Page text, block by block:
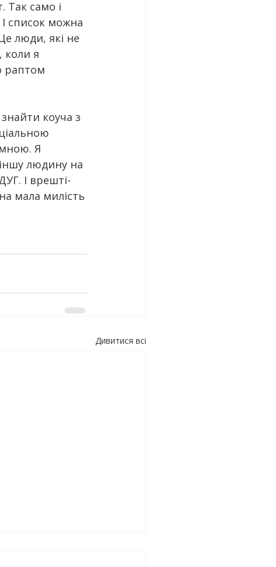
Так само і
список можна
люди, які не
коли я
раптом
коуча з
Я
людину на
І врешті-
мала милість
Дивитися всі